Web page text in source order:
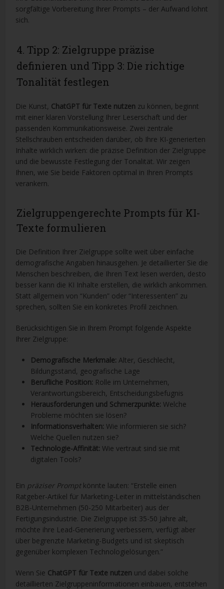
sorgfältige Vorbereitung Ihrer Prompts – der Aufwand lohnt
sich.
4. Tipp 2: Zielgruppe präzise
definieren und Tipp 3: Die richtige
Tonalität festlegen
Die Kunst, ChatGPT für Texte nutzen zu können, beginnt
mit einer klaren Vorstellung Ihrer Leserschaft und der
passenden Kommunikationsweise. Zwei zentrale
Stellschrauben entscheiden darüber, ob Ihre KI-generierten
Inhalte wirklich wirken: die präzise Definition der Zielgruppe
und die bewusste Festlegung der Tonalität. Wir zeigen
Ihnen, wie Sie beide Faktoren optimal in Ihren Prompts
verankern.
Zielgruppengerechte Prompts für KI-
Texte formulieren
Die Definition Ihrer Zielgruppe sollte weit über einfache
demografische Angaben hinausgehen. Je detaillierter Sie die
Menschen beschreiben, die Ihren Text lesen werden, desto
besser kann die KI Inhalte erstellen, die wirklich ankommen.
Statt allgemein von “Kunden” oder “Interessenten” zu
sprechen, sollten Sie ein konkretes Profil zeichnen.
Berücksichtigen Sie in Ihrem Prompt folgende Aspekte
Ihrer Zielgruppe:
Demografische Merkmale: Alter, Geschlecht,
Bildungsstand, geografische Lage
Berufliche Position: Rolle im Unternehmen,
Verantwortungsbereich, Entscheidungsbefugnis
Herausforderungen und Schmerzpunkte: Welche
Probleme möchten sie lösen?
Informationsverhalten: Wie informieren sie sich?
Welche Quellen nutzen sie?
Technologie-Affinität: Wie vertraut sind sie mit
digitalen Tools?
Ein präziser Prompt könnte lauten: “Erstelle einen
Ratgeber-Artikel für Marketing-Leiter in mittelständischen
B2B-Unternehmen (50-250 Mitarbeiter) aus der
Fertigungsindustrie. Die Zielgruppe ist 35-50 Jahre alt,
möchte ihre Lead-Generierung verbessern, verfügt aber
über begrenzte Marketing-Budgets und ist skeptisch
gegenüber komplexen Technologielösungen.”
Wenn Sie ChatGPT für Texte nutzen und dabei solche
detaillierten Zielgruppeninformationen einbauen, entstehen